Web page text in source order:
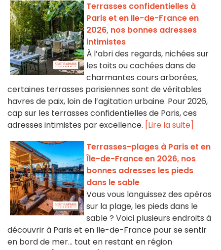
Terrasses confidentielles à
Paris et en Ile-de-France en
2026, nos bonnes adresses
intimistes
À l’abri des regards, nichées sur
les toits ou cachées dans de
charmantes cours arborées,
certaines terrasses parisiennes sont de véritables
havres de paix, loin de l’agitation urbaine. Pour 2026,
cap sur les terrasses confidentielles de Paris, ces
adresses intimistes par excellence. [Lire la suite]
Terrasses-plages à Paris et en
Île-de-France en 2026, nos
bonnes adresses les pieds
dans le sable
Vous vous languissez des apéros
sur la plage, les pieds dans le
sable ? Voici plusieurs endroits à
découvrir à Paris et en Ile-de-France pour se sentir
en bord de mer... tout en restant en région